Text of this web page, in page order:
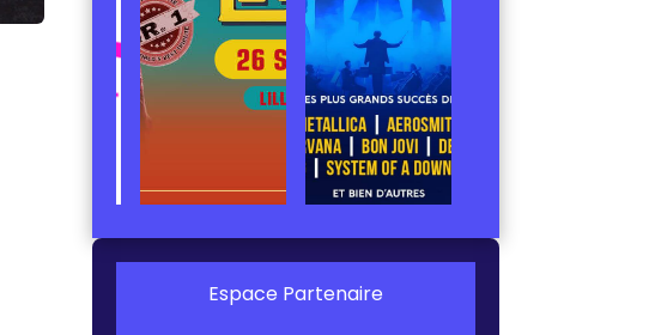
Espace Partenaire